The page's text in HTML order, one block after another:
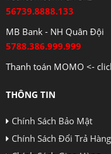
56739.8888.133
MB Bank - NH Quân Đội
5788.386.999.999
Thanh toán MOMO <-
THÔNG TIN
Chính Sách Bảo Mật
Chính Sách Đổi Trả Hàng